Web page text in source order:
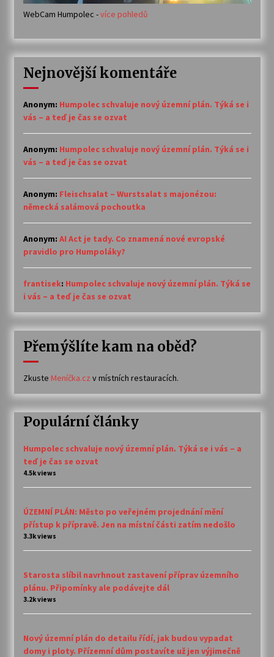
WebCam Humpolec -více pohledů
Nejnovější komentáře
Anonym: Humpolec schvaluje nový územní plán. Týká se i
vás – a teď je čas se ozvat
Anonym: Humpolec schvaluje nový územní plán. Týká se i
vás – a teď je čas se ozvat
Anonym: Fleischsalat – Wurstsalat s majonézou:
německá salámová pochoutka
Anonym: AI Act je tady. Co znamená nové evropské
pravidlo pro Humpoláky?
frantisek: Humpolec schvaluje nový územní plán. Týká se
i vás – a teď je čas se ozvat
Přemýšlíte kam na oběd?
Zkuste Meníčka.cz v místních restauracích.
Populární články
Humpolec schvaluje nový územní plán. Týká se i vás – a
teď je čas se ozvat
4.5k views
ÚZEMNÍ PLÁN: Město po veřejném projednání mění
přístup k přípravě. Jen na místní části zatím nedošlo
3.3k views
Starosta slíbil navrhnout zastavení příprav územního
plánu. Připomínky ale podávejte dál
3.2k views
Nový územní plán do detailu řídí, jak budou vypadat
domy i ploty. Přízemní dům postavíte už jen výjimečně